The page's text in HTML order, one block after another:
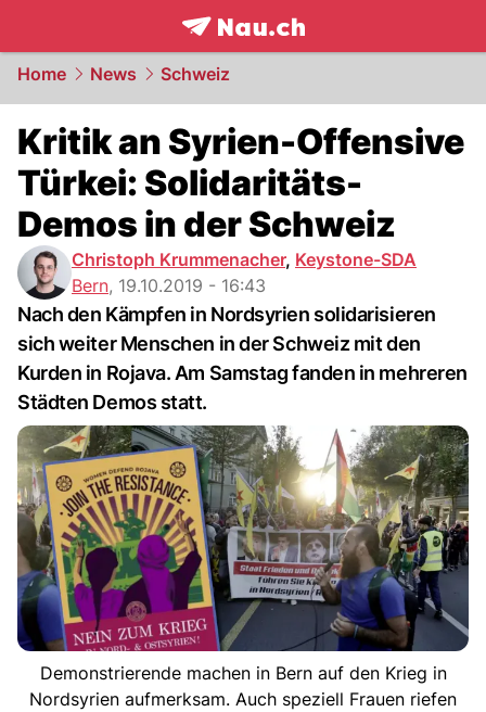
frontpage.NAU.ch
Home News Schweiz
Kritik an Syrien-Offensive
Türkei: Solidaritäts-
Demos in der Schweiz
Christoph Krummenacher, Keystone-SDA
Bern, 19.10.2019 - 16:43
Nach den Kämpfen in Nordsyrien solidarisieren
sich weiter Menschen in der Schweiz mit den
Kurden in Rojava. Am Samstag fanden in mehreren
Städten Demos statt.
Demonstrierende machen in Bern auf den Krieg in
Nordsyrien aufmerksam. Auch speziell Frauen riefen